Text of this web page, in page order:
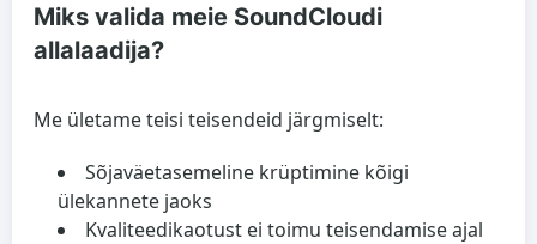
Miks valida meie SoundCloudi
allalaadija?
Me ületame teisi teisendeid järgmiselt:
Sõjaväetasemeline krüptimine kõigi
ülekannete jaoks
Kvaliteedikaotust ei toimu teisendamise ajal